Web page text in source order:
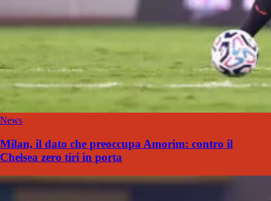
News
Milan, il dato che preoccupa Amorim: contro il
Chelsea zero tiri in porta